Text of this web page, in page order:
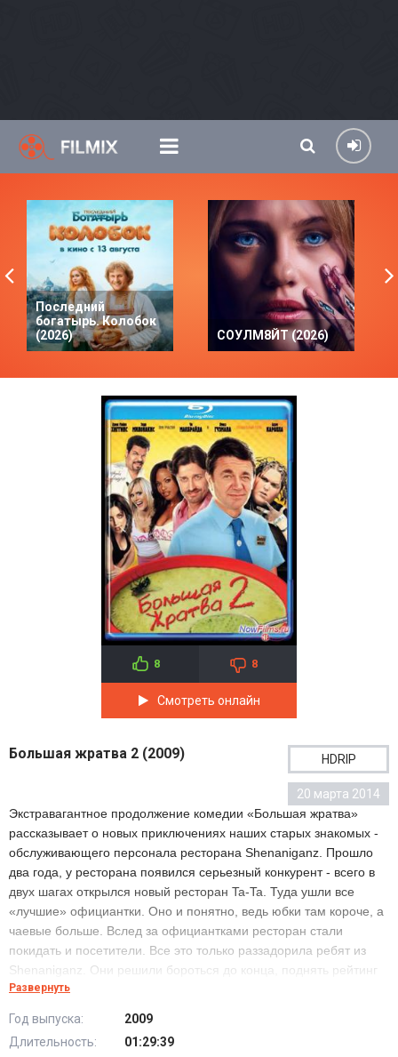
Последний
богатырь. Колобок
(2026)
СОУЛМ8ЙТ (2026)
8 8
Смотреть онлайн
Большая жратва 2 (2009) HDRIP
20 марта 2014
Экстравагантное продолжение комедии «Большая жратва»
рассказывает о новых приключениях наших старых знакомых -
обслуживающего персонала ресторана Shenaniganz. Прошло
два года, у ресторана появился серьезный конкурент - всего в
двух шагах открылся новый ресторан Ta-Ta. Туда ушли все
«лучшие» официантки. Оно и понятно, ведь юбки там короче, а
чаевые больше. Вслед за официантками ресторан стали
покидать и посетители. Все это только раззадорила ребят из
Shenaniganz. Они решили бороться до конца, поднять рейтинг
ресторана (как впрочем, и юбки официанток) и напомнить
Развернуть
Год выпуска:
2009
Длительность:
01:29:39